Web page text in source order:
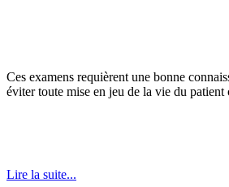
Ces examens requièrent une bonne
éviter toute mise en jeu de la vie du patient
Lire la suite...